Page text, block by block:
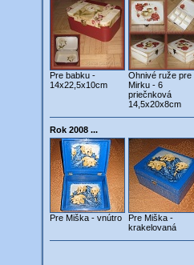
Pre babku -
14x22,5x10cm
Ohnivé ruže pre
Mirku - 6
priečnková
14,5x20x8cm
Rok 2008 ...
Pre Miška - vnútro
Pre Miška -
krakelovaná